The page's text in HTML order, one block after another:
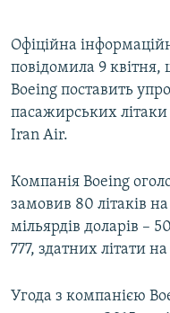
УКР
КТАТ
ДОЛУЧАЙСЯ!
Усі сайти RFE/RL
Офіційна
повідомила 9
Boeing поставить
пасажирських
Iran Air.
Компанія Boeing
замовив 80 літаків
мільярдів доларів –
777, здатних літати на
Угода з компанією